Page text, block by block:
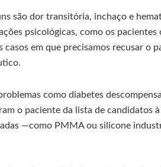
são dor transitória, inchaço e
psicológicas, como os
casos em que precisamos recusar o
como diabetes
o paciente da lista de candidatos
—como PMMA ou silicone